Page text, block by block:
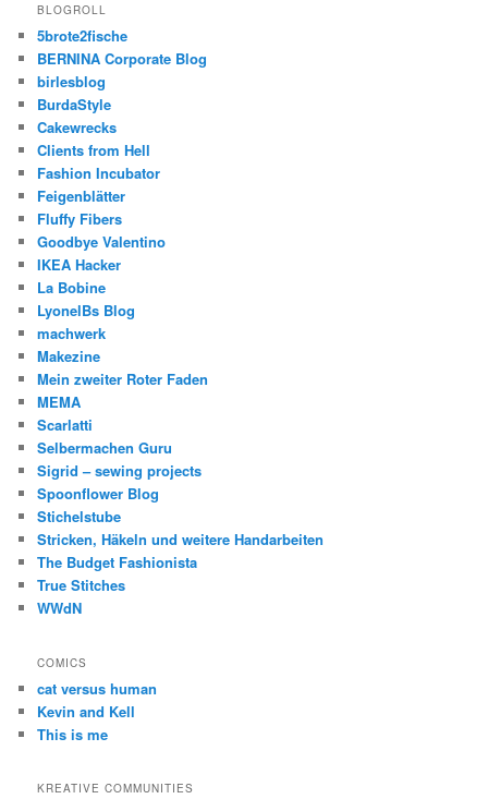
BLOGROLL
5brote2fische
BERNINA Corporate Blog
birlesblog
BurdaStyle
Cakewrecks
Clients from Hell
Fashion Incubator
Feigenblätter
Fluffy Fibers
Goodbye Valentino
IKEA Hacker
La Bobine
LyonelBs Blog
machwerk
Makezine
Mein zweiter Roter Faden
MEMA
Scarlatti
Selbermachen Guru
Sigrid – sewing projects
Spoonflower Blog
Stichelstube
Stricken, Häkeln und weitere Handarbeiten
The Budget Fashionista
True Stitches
WWdN
COMICS
cat versus human
Kevin and Kell
This is me
KREATIVE COMMUNITIES